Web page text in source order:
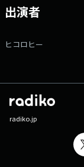
出演者
ヒコロヒー
radiko.jp